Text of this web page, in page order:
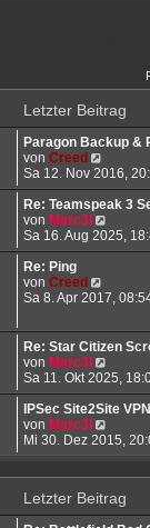
Letzter Beitrag
Paragon Backup &
von Creed
e
u
e
s
t
e
e
t
r
a
g
Sa 12. Nov 2016,
Re: Teamspeak 3
von Marc3l
e
u
t
r
B
i
t
r
g
Sa 16. Aug 2025,
Re: Ping
von Creed
e
e
s
t
e
r
B
e
i
g
Sa 8. Apr 2017,
Re: Star Citizen
von Marc3l
e
u
e
t
e
i
Sa 11. Okt 2025,
IPSec Site2Site
von Marc3l
e
t
e
Mi 30. Dez 2015,
Letzter Beitrag